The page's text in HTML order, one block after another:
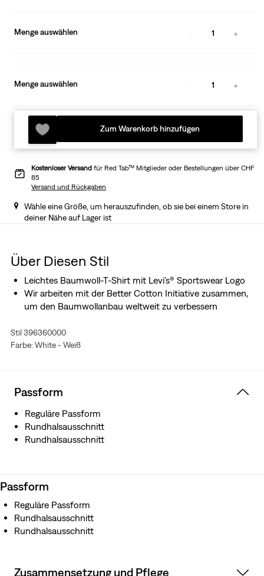
Menge auswählen 1
Menge auswählen 1
Zum Warenkorb hinzufügen
Kostenloser Versand für Red Tab™ Mitglieder oder Bestellungen über CHF
85
Versand und Rückgaben
Wähle eine Größe, um herauszufinden, ob sie bei einem Store in
deiner Nähe auf Lager ist
Über Diesen Stil
Leichtes Baumwoll-T-Shirt mit Levi's® Sportswear Logo
Wir arbeiten mit der Better Cotton Initiative zusammen,
um den Baumwollanbau weltweit zu verbessern
Stil 396360000
Farbe: White - Weiß
Passform
Reguläre Passform
Rundhalsausschnitt
Rundhalsausschnitt
Passform
Reguläre Passform
Rundhalsausschnitt
Rundhalsausschnitt
Zusammensetzung und Pflege